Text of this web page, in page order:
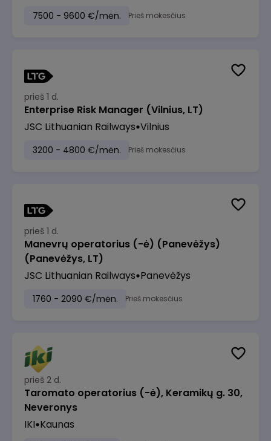
7500 - 9600 €/mėn. Prieš mokesčius
prieš 1 d.
Enterprise Risk Manager (Vilnius, LT)
JSC Lithuanian Railways Vilnius
3200 - 4800 €/mėn. Prieš mokesčius
prieš 1 d.
Manevrų operatorius (-ė) (Panevėžys)
(Panevėžys, LT)
JSC Lithuanian Railways Panevėžys
1760 - 2090 €/mėn. Prieš mokesčius
prieš 2 d.
Taromato operatorius (-ė), Keramikų g. 30,
Neveronys
IKI Kaunas